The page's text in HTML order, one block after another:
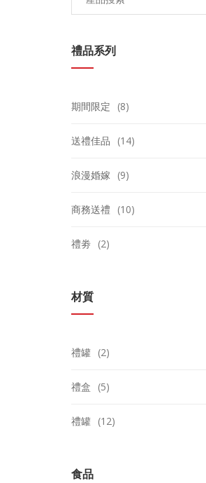
禮品系列
期間限定 (8)
送禮佳品 (14)
浪漫婚嫁 (9)
商務送禮 (10)
禮劵 (2)
材質
禮罐 (2)
禮盒 (5)
禮罐 (12)
食品